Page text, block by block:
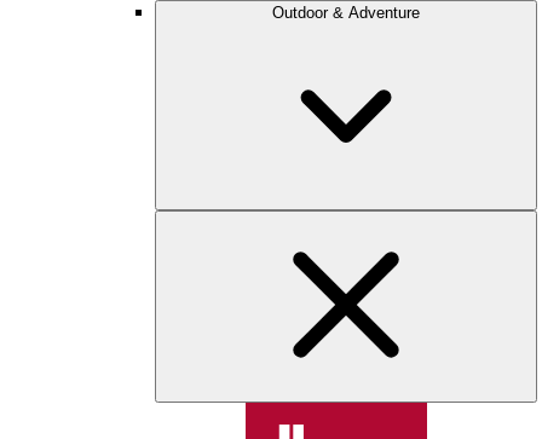
Outdoor & Adventure